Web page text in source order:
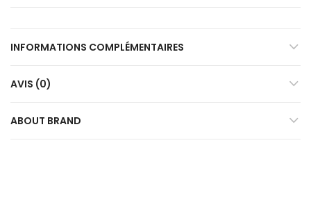
INFORMATIONS COMPLÉMENTAIRES
AVIS (0)
ABOUT BRAND